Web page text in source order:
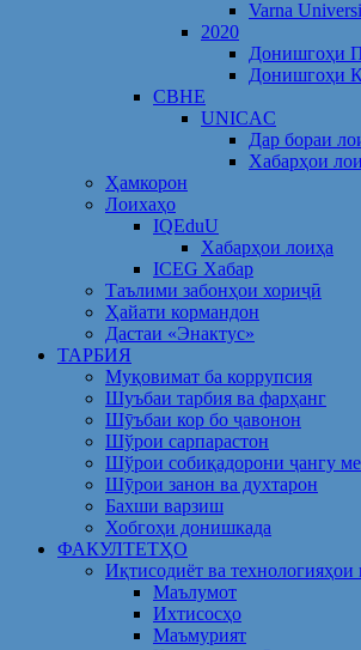
Varna
2020
Донишгоҳи
Донишгоҳи
CBHE
UNICAC
Дар бораи
Хабарҳои
Ҳамкорон
Лоихаҳо
IQEduU
Хабарҳои лоиҳа
ICEG Хабар
Таълими забонҳои хориҷӣ
Ҳайати кормандон
Дастаи «Энактус»
ТАРБИЯ
Муқовимат ба коррупсия
Шуъбаи тарбия ва фарҳанг
Шӯъбаи кор бо ҷавонон
Шўрои сарпарастон
Шўрои собиқадорони ҷангу
Шӯрои занон ва духтарон
Бахши варзиш
Хобгоҳи донишкада
ФАКУЛТЕТҲО
Иқтисодиёт ва
Маълумот
Ихтисосҳо
Маъмурият